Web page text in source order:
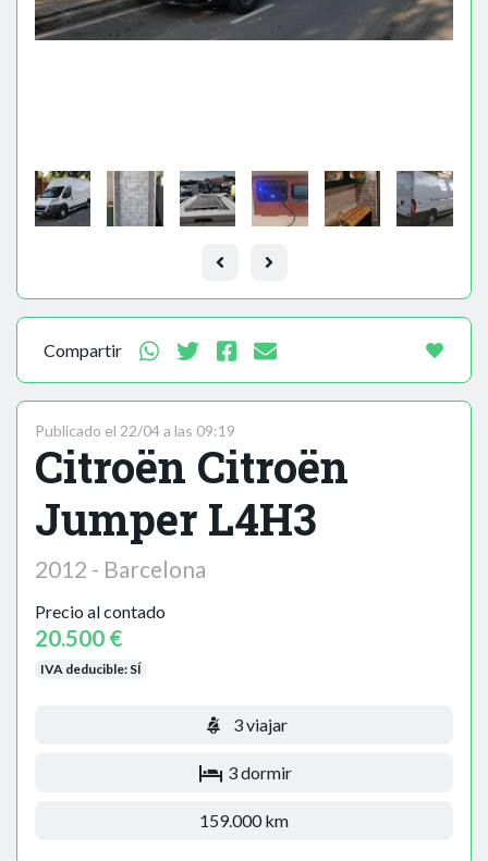
Compartir
Publicado el 22/04 a las 09:19
Citroën Citroën
Jumper L4H3
2012 - Barcelona
Precio al contado
20.500 €
IVA deducible: SÍ
3 viajar
3 dormir
159.000 km